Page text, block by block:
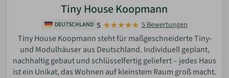
architektonischer Eigenständigkeit. Konstruktiv
anspruchsvoller als klassische Dachformen, wird häufig
bei individuellen oder designorientierten Bauprojekten
eingesetzt.
Tiny House Koopmann
DEUTSCHLAND 5 5 Bewertungen
Tiny House Koopmann steht für maßgeschneiderte Tiny-
und Modulhäuser aus Deutschland. Individuell geplant,
nachhaltig gebaut und schlüsselfertig geliefert – jedes Haus
ist ein Unikat, das Wohnen auf kleinstem Raum groß macht.